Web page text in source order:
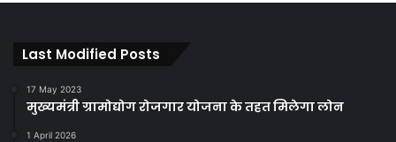
Last Modified Posts
17 May 2023
मुख्यमंत्री ग्रामोद्योग रोजगार योजना के तहत मिलेगा लोन
1 April 2026